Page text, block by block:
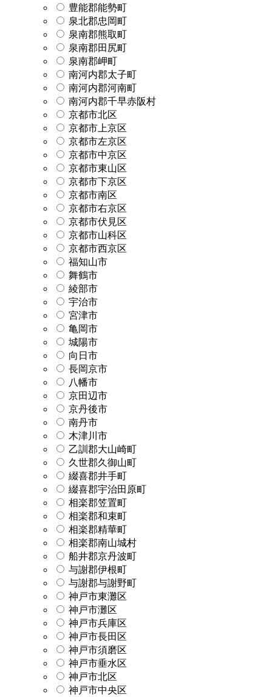
豊能郡能勢町
泉北郡忠岡町
泉南郡熊取町
泉南郡田尻町
泉南郡岬町
南河内郡太子町
南河内郡河南町
南河内郡千早赤阪村
京都市北区
京都市上京区
京都市左京区
京都市中京区
京都市東山区
京都市下京区
京都市南区
京都市右京区
京都市伏見区
京都市山科区
京都市西京区
福知山市
舞鶴市
綾部市
宇治市
宮津市
亀岡市
城陽市
向日市
長岡京市
八幡市
京田辺市
京丹後市
南丹市
木津川市
乙訓郡大山崎町
久世郡久御山町
綴喜郡井手町
綴喜郡宇治田原町
相楽郡笠置町
相楽郡和束町
相楽郡精華町
相楽郡南山城村
船井郡京丹波町
与謝郡伊根町
与謝郡与謝野町
神戸市東灘区
神戸市灘区
神戸市兵庫区
神戸市長田区
神戸市須磨区
神戸市垂水区
神戸市北区
神戸市中央区